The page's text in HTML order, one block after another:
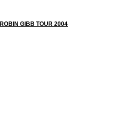
ROBIN GIBB TOUR 2004